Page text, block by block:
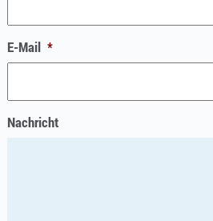
E-Mail *
Nachricht